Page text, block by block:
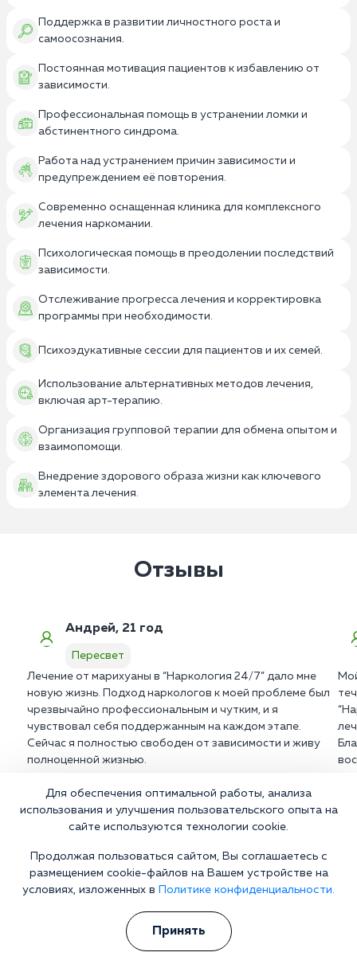
Поддержка в развитии личностного роста и
самоосознания.
Постоянная мотивация пациентов к избавлению от
зависимости.
Профессиональная помощь в устранении ломки и
абстинентного синдрома.
Работа над устранением причин зависимости и
предупреждением её повторения.
Современно оснащенная клиника для комплексного
лечения наркомании.
Психологическая помощь в преодолении последствий
зависимости.
Отслеживание прогресса лечения и корректировка
программы при необходимости.
Психоэдукативные сессии для пациентов и их семей.
Использование альтернативных методов лечения,
включая арт-терапию.
Организация групповой терапии для обмена опытом и
взаимопомощи.
Внедрение здорового образа жизни как ключевого
элемента лечения.
Отзывы
Андрей, 21 год
Пересвет
Лечение от марихуаны в “Наркология 24/7” дало мне
новую жизнь. Подход наркологов к моей проблеме был
чрезвычайно профессиональным и чутким, и я
чувствовал себя поддержанным на каждом этапе.
Сейчас я полностью свободен от зависимости и живу
полноценной жизнью.
Берем все на себя! Убеждаем на лечение без физического и
морального давления
Для обеспечения оптимальной работы, анализа
использования и улучшения пользовательского опыта на
сайте используются технологии cookie.
Продолжая пользоваться сайтом, Вы соглашаетесь с
размещением cookie-файлов на Вашем устройстве на
условиях, изложенных в
Политике конфиденциальности.
Принять